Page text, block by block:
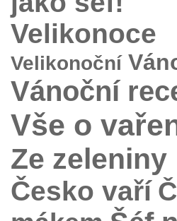
Velikonoce
Velikonoční
Vánoční
Vše o
Ze zeleniny
Česko vaří